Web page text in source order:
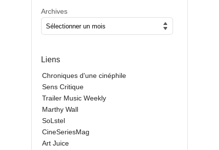
Archives
Liens
Chroniques d'une cinéphile
Sens Critique
Trailer Music Weekly
Marthy Wall
SoLstel
CineSeriesMag
Art Juice